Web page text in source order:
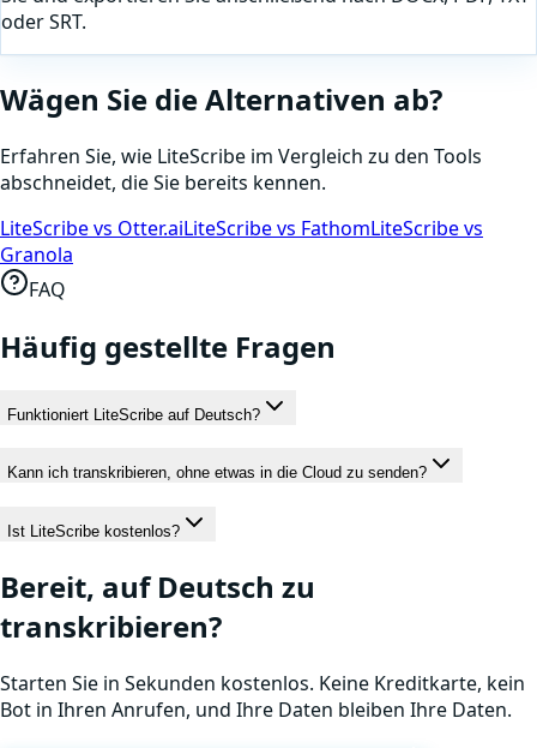
oder SRT.
Wägen Sie die Alternativen ab?
Erfahren Sie, wie LiteScribe im Vergleich zu den Tools
abschneidet, die Sie bereits kennen.
LiteScribe vs Otter.aiLiteScribe vs FathomLiteScribe vs
Granola
FAQ
Häufig gestellte Fragen
Funktioniert LiteScribe auf Deutsch?
Kann ich transkribieren, ohne etwas in die Cloud zu senden?
Ist LiteScribe kostenlos?
Bereit, auf Deutsch zu
transkribieren?
Starten Sie in Sekunden kostenlos. Keine Kreditkarte, kein
Bot in Ihren Anrufen, und Ihre Daten bleiben Ihre Daten.